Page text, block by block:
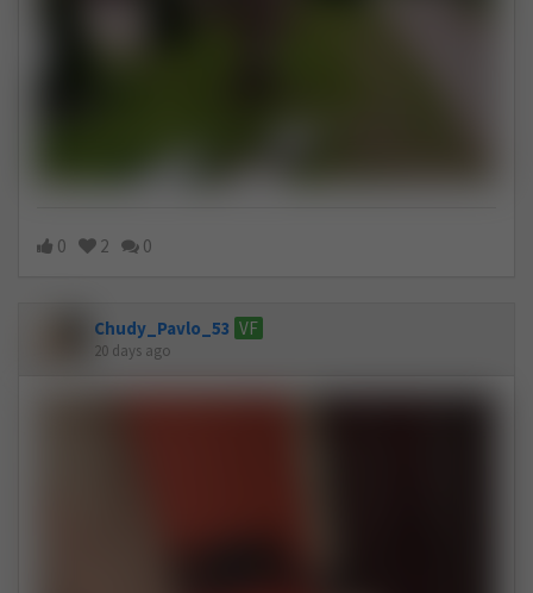
0 2 0
Chudy_Pavlo_53 VF
20 days ago